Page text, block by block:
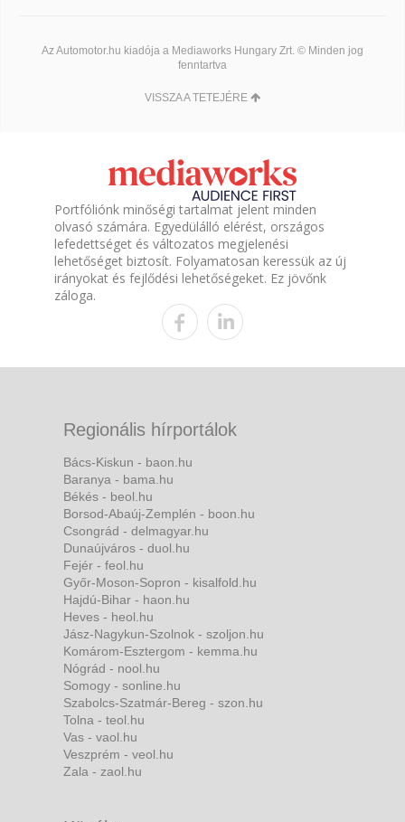
Az Automotor.hu kiadója a Mediaworks Hungary Zrt. © Minden jog
fenntartva
VISSZA A TETEJÉRE
Portfóliónk minőségi tartalmat jelent minden
olvasó számára. Egyedülálló elérést, országos
lefedettséget és változatos megjelenési
lehetőséget biztosít. Folyamatosan keressük az új
irányokat és fejlődési lehetőségeket. Ez jövőnk
záloga.
Regionális hírportálok
Bács-Kiskun - baon.hu
Baranya - bama.hu
Békés - beol.hu
Borsod-Abaúj-Zemplén - boon.hu
Csongrád - delmagyar.hu
Dunaújváros - duol.hu
Fejér - feol.hu
Győr-Moson-Sopron - kisalfold.hu
Hajdú-Bihar - haon.hu
Heves - heol.hu
Jász-Nagykun-Szolnok - szoljon.hu
Komárom-Esztergom - kemma.hu
Nógrád - nool.hu
Somogy - sonline.hu
Szabolcs-Szatmár-Bereg - szon.hu
Tolna - teol.hu
Vas - vaol.hu
Veszprém - veol.hu
Zala - zaol.hu